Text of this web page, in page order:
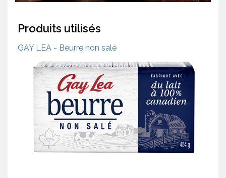
Produits utilisés
GAY LEA - Beurre non salé